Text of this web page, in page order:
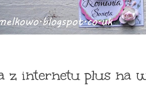
z internetu plus na